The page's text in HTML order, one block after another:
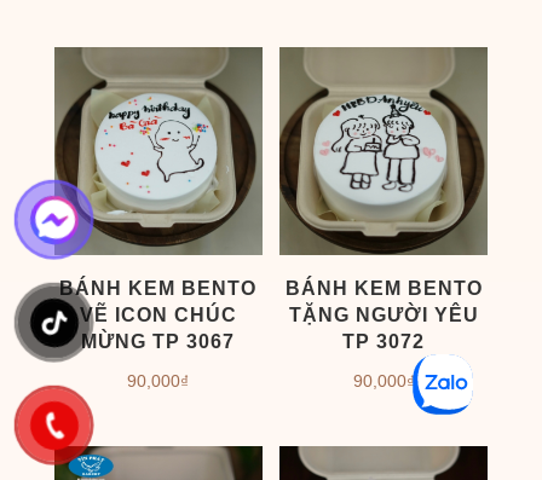
BÁNH KEM BENTO
VẼ ICON CHÚC
MỪNG TP 3067
90,000₫
BÁNH KEM BENTO
TẶNG NGƯỜI YÊU
TP 3072
90,000₫